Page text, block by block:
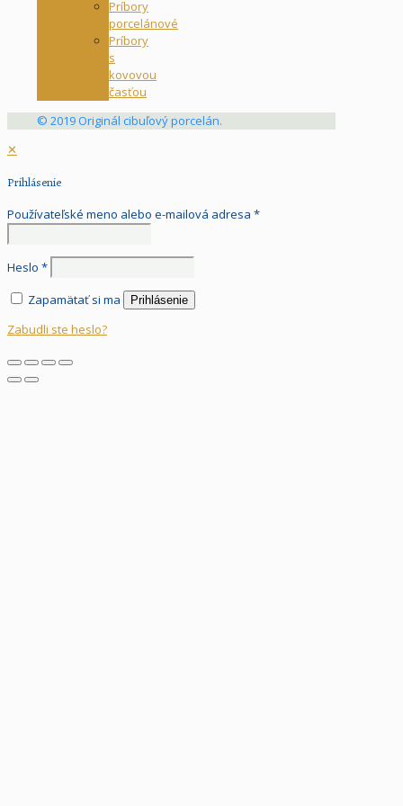
Príbory
porcelánové
Príbory
s
kovovou
časťou
© 2019 Originál cibuľový porcelán.
✕
Prihlásenie
Používateľské meno alebo e-mailová adresa *
Heslo *
Zapamätať si ma
Prihlásenie
Zabudli ste heslo?